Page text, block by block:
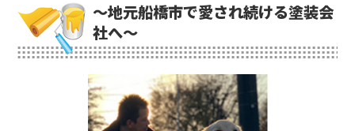
～地元船橋市で愛され続ける塗装会
社へ～